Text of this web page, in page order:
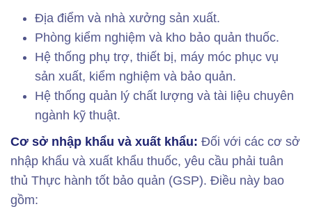
Địa điểm và nhà xưởng sản xuất.
Phòng kiểm nghiệm và kho bảo quản thuốc.
Hệ thống phụ trợ, thiết bị, máy móc phục vụ
sản xuất, kiểm nghiệm và bảo quản.
Hệ thống quản lý chất lượng và tài liệu chuyên
ngành kỹ thuật.
Cơ sở nhập khẩu và xuất khẩu: Đối với các cơ sở
nhập khẩu và xuất khẩu thuốc, yêu cầu phải tuân
thủ Thực hành tốt bảo quản (GSP). Điều này bao
gồm: